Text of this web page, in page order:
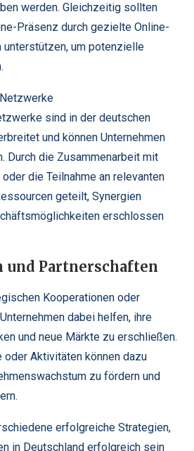
werden. Gleichzeitig sollten
Präsenz durch gezielte Online-
unterstützen, um potenzielle
sind in der deutschen
und können Unternehmen
Durch die Zusammenarbeit mit
die Teilnahme an relevanten
geteilt, Synergien
erschlossen
und Partnerschaften
Kooperationen oder
dabei helfen, ihre
und neue Märkte zu erschließen.
oder Aktivitäten können dazu
zu fördern und
erfolgreiche Strategien,
in Deutschland erfolgreich sein